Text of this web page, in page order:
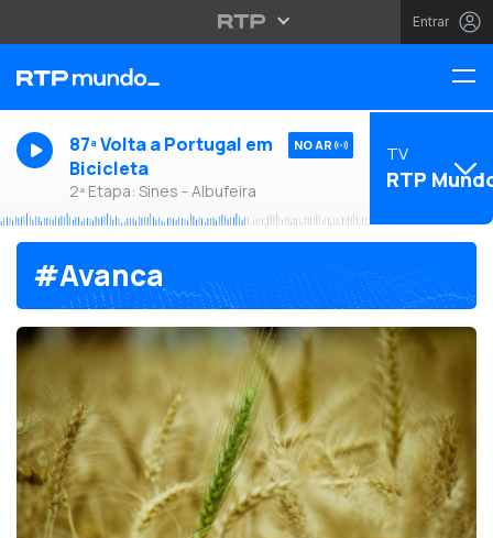
Entrar
87ª Volta a Portugal em
Bicicleta
2ª Etapa: Sines - Albufeira
NO AR TV
RTP
#Avanca